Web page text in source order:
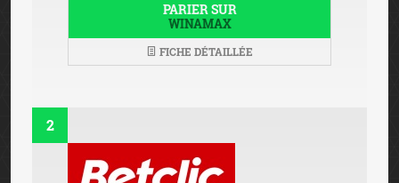
PARIER SUR
WINAMAX
FICHE DÉTAILLÉE
2